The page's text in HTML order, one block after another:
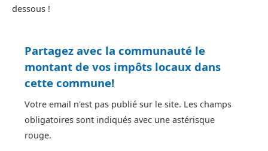
dessous !
Partagez avec la communauté le
montant de vos impôts locaux dans
cette commune!
Votre email n'est pas publié sur le site. Les champs
obligatoires sont indiqués avec une astérisque
rouge.